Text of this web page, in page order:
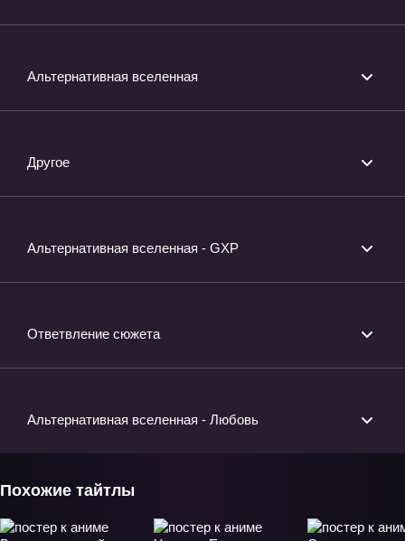
Альтернативная вселенная
Другое
Альтернативная вселенная - GXP
Ответвление сюжета
Альтернативная вселенная - Любовь
Похожие тайтлы